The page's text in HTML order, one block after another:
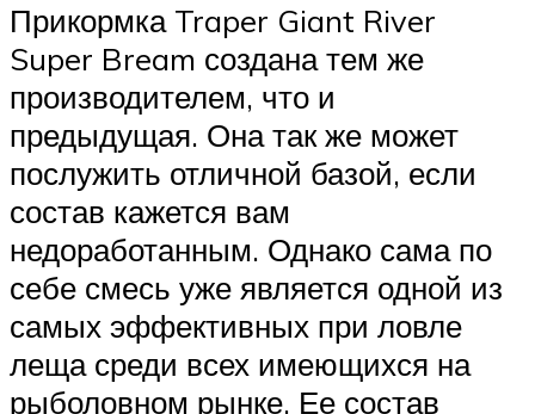
Прикормка Traper Giant River
Super Bream создана тем же
производителем, что и
предыдущая. Она так же может
послужить отличной базой, если
состав кажется вам
недоработанным. Однако сама по
себе смесь уже является одной из
самых эффективных при ловле
леща среди всех имеющихся на
рыболовном рынке. Ее состав